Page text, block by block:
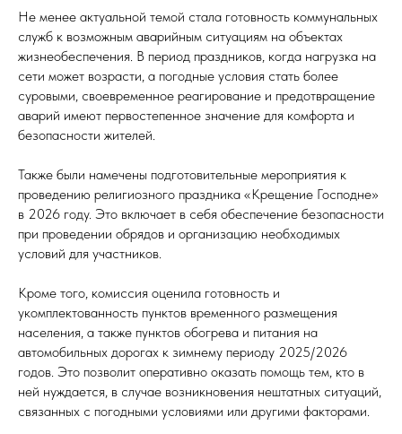
Не менее актуальной темой стала готовность коммунальных
служб к возможным аварийным ситуациям на объектах
жизнеобеспечения. В период праздников, когда нагрузка на
сети может возрасти, а погодные условия стать более
суровыми, своевременное реагирование и предотвращение
аварий имеют первостепенное значение для комфорта и
безопасности жителей.
Также были намечены подготовительные мероприятия к
проведению религиозного праздника «Крещение Господне»
в 2026 году. Это включает в себя обеспечение безопасности
при проведении обрядов и организацию необходимых
условий для участников.
Кроме того, комиссия оценила готовность и
укомплектованность пунктов временного размещения
населения, а также пунктов обогрева и питания на
автомобильных дорогах к зимнему периоду 2025/2026
годов. Это позволит оперативно оказать помощь тем, кто в
ней нуждается, в случае возникновения нештатных ситуаций,
связанных с погодными условиями или другими факторами.